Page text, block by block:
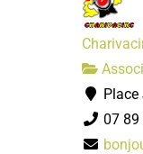
Place
07 89